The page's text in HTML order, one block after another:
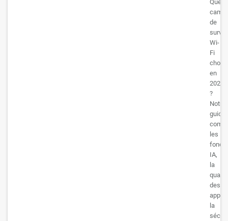
Quelle
de
Wi-
Fi
en
2026
?
Notre
guide
les
IA,
la
des
la